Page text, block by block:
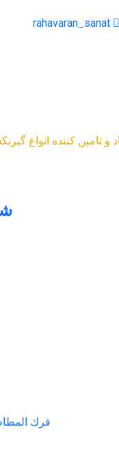
rahavaran_sanat
و تامین کننده انواع
فرك